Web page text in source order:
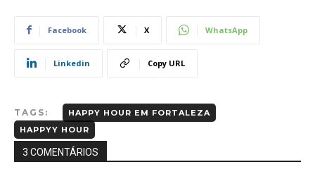
Facebook X WhatsApp
Linkedin Copy URL
TAGS:
HAPPY HOUR EM FORTALEZA
HAPPYY HOUR
3 COMENTÁRIOS